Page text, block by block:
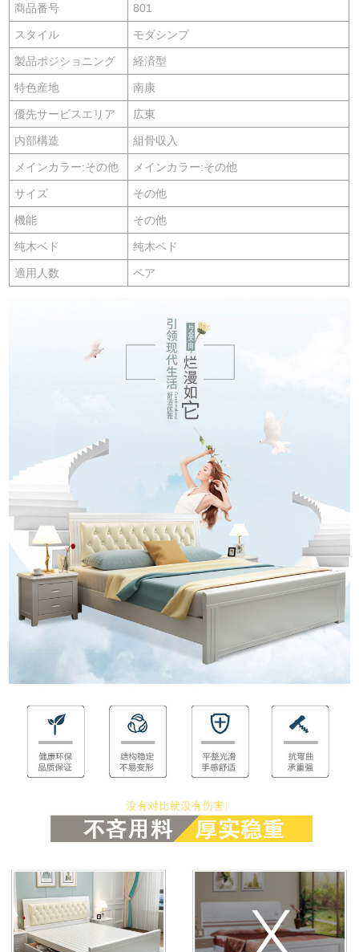
商品番号 801
スタイル モダシンプ
製品ポジショニング 経済型
特色産地 南康
優先サービスエリア 広東
内部構造 組骨収入
メインカラー:その他 メインカラー:その他
サイズ その他
機能 その他
纯木ベド 纯木ベド
適用人数 ペア